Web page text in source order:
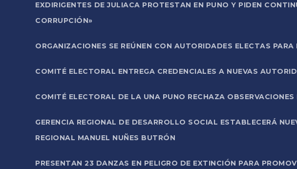
EXDIRIGENTES DE JULIACA PROTESTAN EN PUNO Y PIDEN
CORRUPCIÓN»
ORGANIZACIONES SE REÚNEN CON AUTORIDADES ELECTAS
COMITÉ ELECTORAL ENTREGA CREDENCIALES A NUEVAS
COMITÉ ELECTORAL DE LA UNA PUNO RECHAZA
GERENCIA REGIONAL DE DESARROLLO SOCIAL ESTABLECERÁ
REGIONAL MANUEL NUÑES BUTRÓN
PRESENTAN 23 DANZAS EN PELIGRO DE EXTINCIÓN PARA